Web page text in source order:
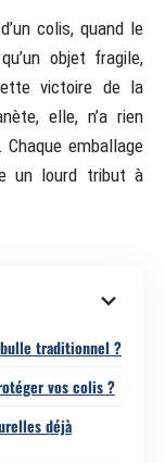
colis, quand le
objet fragile,
victoire de la
elle, n’a rien
emballage
un lourd tribut à
traditionnel ?
vos colis ?
déjà